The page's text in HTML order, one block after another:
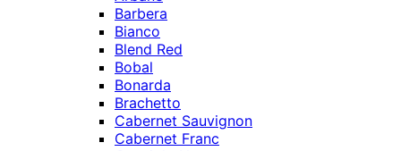
Barbera
Bianco
Blend Red
Bobal
Bonarda
Brachetto
Cabernet Sauvignon
Cabernet Franc